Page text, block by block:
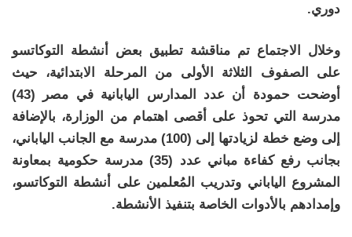
دوري.
وخلال الاجتماع تم مناقشة تطبيق بعض أنشطة التوكاتسو
على الصفوف الثلاثة الأولى من المرحلة الابتدائية، حيث
أوضحت حمودة أن عدد المدارس اليابانية في مصر (43)
مدرسة التي تحوذ على أقصى اهتمام من الوزارة، بالإضافة
إلى وضع خطة لزيادتها إلى (100) مدرسة مع الجانب الياباني،
بجانب رفع كفاءة مباني عدد (35) مدرسة حكومية بمعاونة
المشروع الياباني وتدريب المُعلمين على أنشطة التوكاتسو،
وإمدادهم بالأدوات الخاصة بتنفيذ الأنشطة.